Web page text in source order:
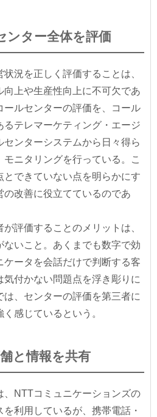
ンター全体を評価
況を正しく評価することは、
向上や生産性向上に不可欠であ
ールセンターの評価を、コール
るテレマーケティング・エージ
センターシステムから日々得ら
ニタリングを行っている。こ
できていない点を明らかにす
の改善に役立てているのであ
評価することのメリットは、
いこと。あくまでも数字で効
ータを会話だけで判断する客
付かない問題点を浮き彫りに
、センターの評価を第三者に
感じているという。
と情報を共有
NTTコミュニケーションズの
利用しているが、携帯電話・